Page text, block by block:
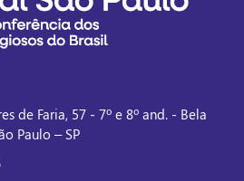
de Faria, 57 - 7º e 8º and. - Bela
Paulo – SP